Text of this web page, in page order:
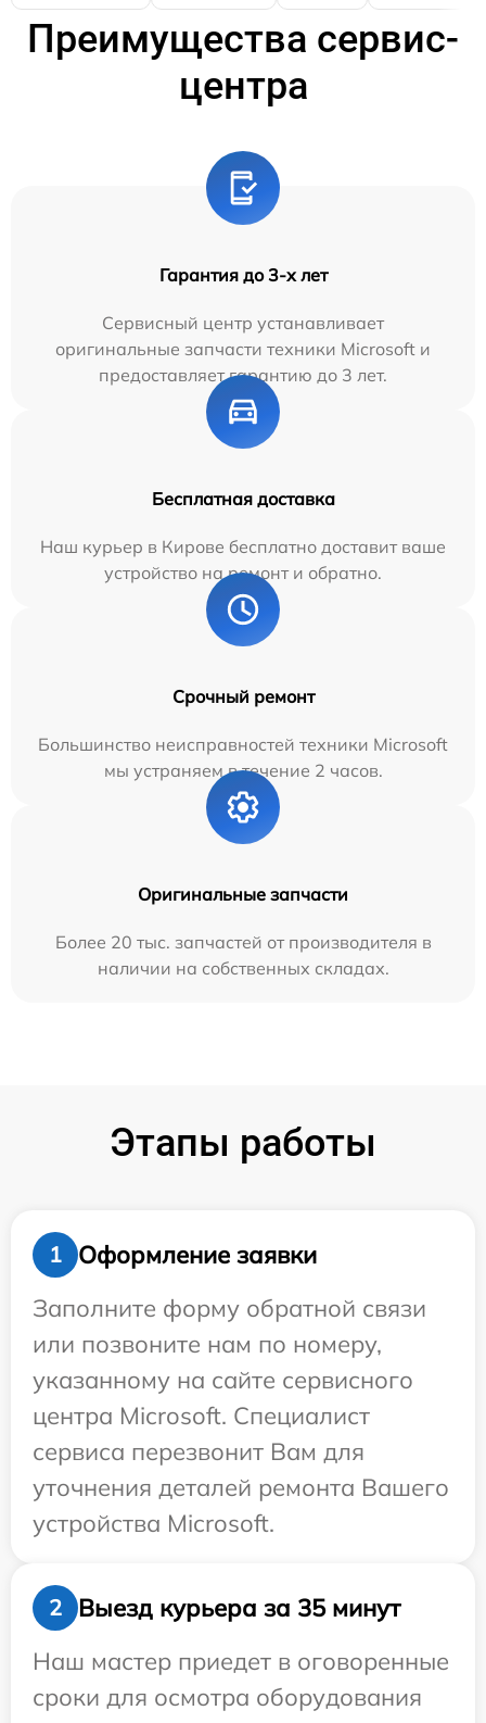
Преимущества сервис-
центра
Гарантия до 3-х лет
Сервисный центр устанавливает
оригинальные запчасти техники Microsoft и
предоставляет гарантию до 3 лет.
Бесплатная доставка
Наш курьер в Кирове бесплатно доставит ваше
устройство на ремонт и обратно.
Срочный ремонт
Большинство неисправностей техники Microsoft
мы устраняем в течение 2 часов.
Оригинальные запчасти
Более 20 тыс. запчастей от производителя в
наличии на собственных складах.
Этапы работы
1
Оформление заявки
Заполните форму обратной связи
или позвоните нам по номеру,
указанному на сайте сервисного
центра Microsoft. Специалист
сервиса перезвонит Вам для
уточнения деталей ремонта Вашего
устройства Microsoft.
2
Выезд курьера за 35 минут
Наш мастер приедет в оговоренные
сроки для осмотра оборудования